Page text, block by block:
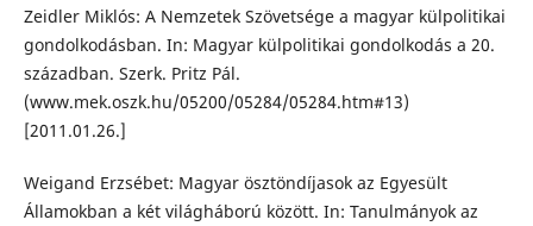
Zeidler Miklós: A Nemzetek Szövetsége a magyar külpolitikai
gondolkodásban. In: Magyar külpolitikai gondolkodás a 20.
században. Szerk. Pritz Pál.
(www.mek.oszk.hu/05200/05284/05284.htm#13)
[2011.01.26.]
Weigand Erzsébet: Magyar ösztöndíjasok az Egyesült
Államokban a két világháború között. In: Tanulmányok az